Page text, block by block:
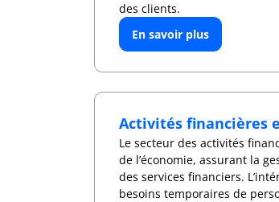
des clients.
En savoir plus
Activités financières
Le secteur des activités
de l’économie, assurant la
des services financiers.
besoins temporaires de